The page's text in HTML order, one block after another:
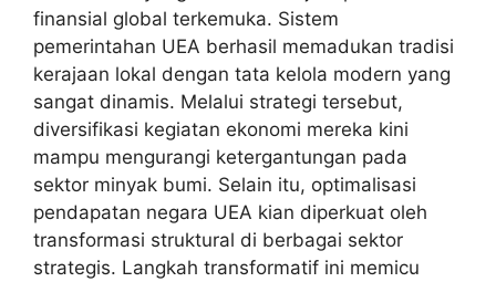
finansial global terkemuka. Sistem
pemerintahan UEA berhasil memadukan tradisi
kerajaan lokal dengan tata kelola modern yang
sangat dinamis. Melalui strategi tersebut,
diversifikasi kegiatan ekonomi mereka kini
mampu mengurangi ketergantungan pada
sektor minyak bumi. Selain itu, optimalisasi
pendapatan negara UEA kian diperkuat oleh
transformasi struktural di berbagai sektor
strategis. Langkah transformatif ini memicu